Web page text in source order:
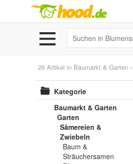
26 Artikel in Baumarkt & Garten ›
Kategorie
Baumarkt & Garten
Garten
Sämereien &
Zwiebeln
Baum &
Sträuchersamen